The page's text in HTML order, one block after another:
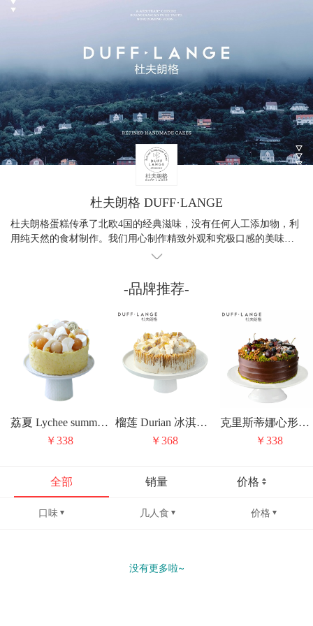
杜夫朗格 DUFF·LANGE
杜夫朗格蛋糕传承了北欧4国的经典滋味，没有任何人工添加物，利
用纯天然的食材制作。我们用心制作精致外观和究极口感的美味蛋
-品牌推荐-
荔夏 Lychee summer 冰激凌蛋糕
￥338
榴莲 Durian 冰淇淋蛋糕
￥368
克里斯蒂娜心形线 Christina heart line
￥338
全部 销量 价格
口味 几人食 价格
没有更多啦~